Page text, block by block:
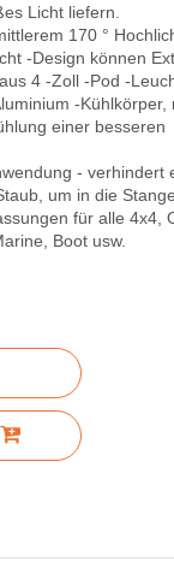
Licht liefern.
170 °
-Design können
4 -Zoll -Pod -
-Kühlkörper,
einer besseren
- verhindert
um in die
für alle 4x4,
Boot usw.